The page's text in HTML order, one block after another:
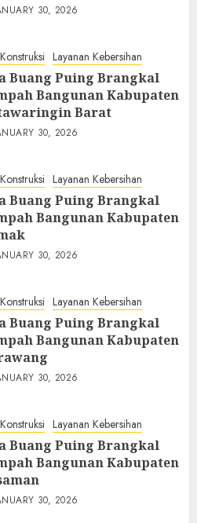
30, 2026
Layanan Kebersihan
Buang Puing Brangkal
Bangunan Kabupaten
Barat
30, 2026
Layanan Kebersihan
Buang Puing Brangkal
Bangunan Kabupaten
30, 2026
Layanan Kebersihan
Buang Puing Brangkal
Bangunan Kabupaten
30, 2026
Layanan Kebersihan
Buang Puing Brangkal
Bangunan Kabupaten
30, 2026